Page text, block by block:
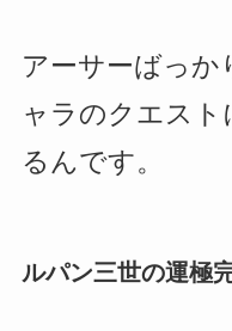
アーサーばっか
ャラのクエスト
るんです。
ルパン三世の運極